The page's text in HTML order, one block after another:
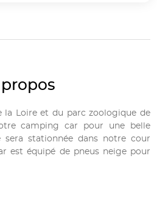
la Loire et du parc zoologique de
camping car pour une belle
sera stationnée dans notre cour
est équipé de pneus neige pour